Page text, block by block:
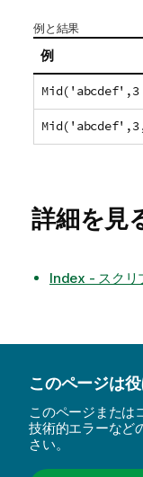
例と結果
例
詳細を見
Index - スクリ
このページは
このページまたは
技術的エラーなど
さい。